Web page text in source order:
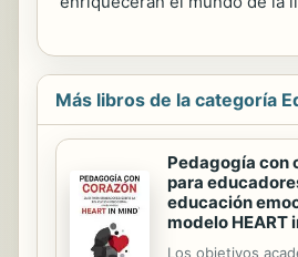
Más libros de la categoría
Pedagogía con
para
educación
modelo HEART
Los objetivos